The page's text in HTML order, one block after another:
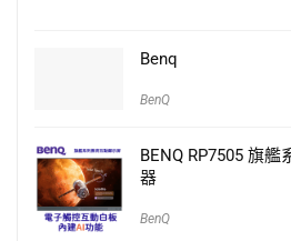
Benq
BenQ
BENQ RP7505 旗
器
BenQ